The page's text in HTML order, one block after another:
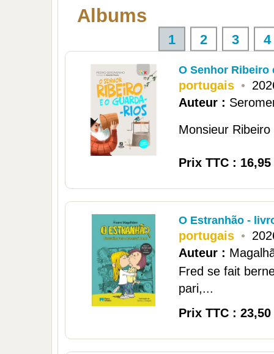
Albums
1 2 3 4
O Senhor Ribeiro
portugais •
Auteur :
Monsieur
Prix TTC : 16,95
O Estranhão -
portugais •
Auteur :
Fred se fait
pari,...
Prix TTC : 23,50